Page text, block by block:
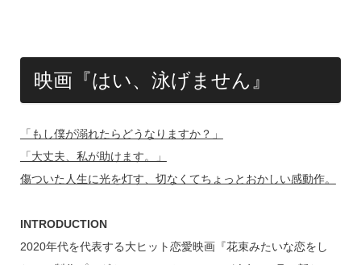
映画『はい、泳げません』
「もし僕が溺れたらどうなりますか？」
「大丈夫、私が助けます。」
傷ついた人生に光を灯す、切なくてちょっとおかしい感動作。
INTRODUCTION
2020年代を代表する大ヒット恋愛映画『花束みたいな恋をし